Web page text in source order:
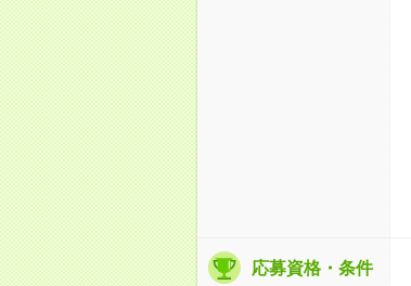
応募資格・条件